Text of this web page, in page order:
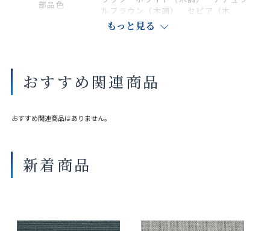
部品色
ルブラウン（木調） セピア（木
調） ダークブラウン（木調）
サイズや仕様によって価格が異なります。
製品タイプや生地の組み合わせによって製作可能な寸法や仕様が異な
操作性等は店舗にてご確認ください。
がございます。
もっと見る
おすすめ関連商品
おすすめ関連商品はありません。
新着商品